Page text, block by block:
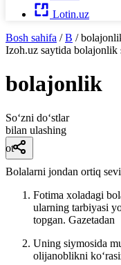
Lotin.uz
Bosh sahifa / B /
Izoh.uz saytida bolajonlik
bolajonlik
So‘zni do‘stlar
bilan ulashing
ot
Bolalarni jondan ortiq
Fotima xoladagi
ularning tarbiyasi
topgan. Gazetadan
Uning siymosida
olijanoblikni